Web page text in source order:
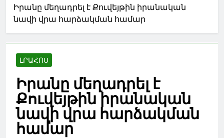
Իրանը մեղադրել է Քուվեյթին իրանական
նավի վրա հարձակման համար
ԼՐԱՀՈՍ
Իրանը մեղադրել է
Քուվեյթին իրանական
նավի վրա հարձակման
համար